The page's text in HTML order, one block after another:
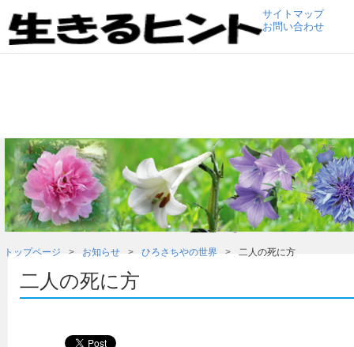
サイトマップ
お問い合わせ
トップページ お知らせ ひろさちやの世界 二人の死に方
二人の死に方